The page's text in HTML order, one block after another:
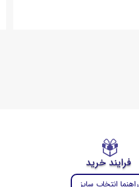
فرایند خرید
راهنما انتخاب سایز